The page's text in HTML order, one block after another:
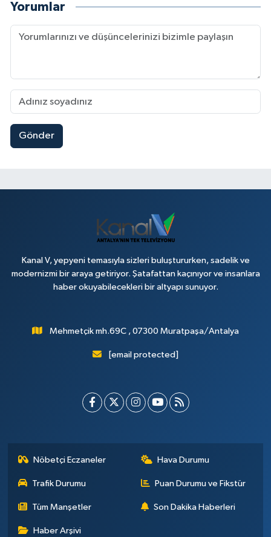
Yorumlar
Gönder
Kanal V, yepyeni temasıyla sizleri buluştururken, sadelik ve
modernizmi bir araya getiriyor. Şatafattan kaçınıyor ve insanlara
haber okuyabilecekleri bir altyapı sunuyor.
Mehmetçik mh.69C , 07300 Muratpaşa/Antalya
[email protected]
Nöbetçi Eczaneler Hava Durumu
Trafik Durumu Puan Durumu ve Fikstür
Tüm Manşetler Son Dakika Haberleri
Haber Arşivi